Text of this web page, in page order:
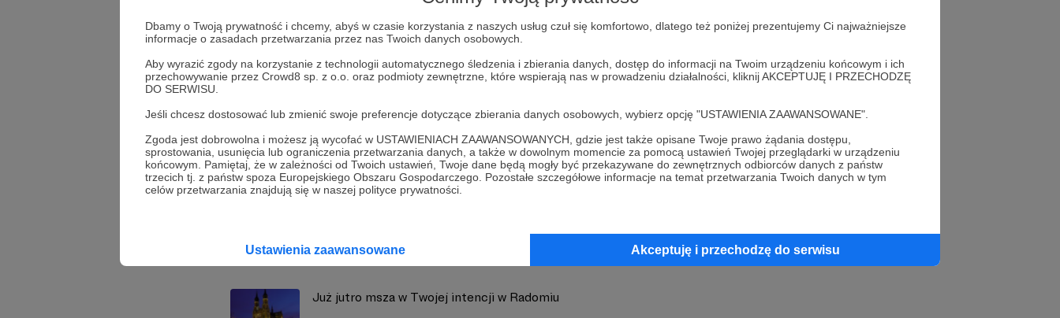
Dbamy o Twoją prywatność i chcemy, abyś w czasie korzystania z naszych usług czuł się komfortowo, dlatego też poniżej prezentujemy Ci najważniejsze
informacje o zasadach przetwarzania przez nas Twoich danych osobowych.
Aby wyrazić zgody na korzystanie z technologii automatycznego śledzenia i zbierania danych, dostęp do informacji na Twoim urządzeniu końcowym i ich
przechowywanie przez Crowd8 sp. z o.o. oraz podmioty zewnętrzne, które wspierają nas w prowadzeniu działalności, kliknij AKCEPTUJĘ I PRZECHODZĘ
DO SERWISU.
Jeśli chcesz dostosować lub zmienić swoje preferencje dotyczące zbierania danych osobowych, wybierz opcję "USTAWIENIA ZAAWANSOWANE".
Zgoda jest dobrowolna i możesz ją wycofać w USTAWIENIACH ZAAWANSOWANYCH, gdzie jest także opisane Twoje prawo żądania dostępu,
sprostowania, usunięcia lub ograniczenia przetwarzania danych, a także w dowolnym momencie za pomocą ustawień Twojej przeglądarki w urządzeniu
końcowym. Pamiętaj, że w zależności od Twoich ustawień, Twoje dane będą mogły być przekazywane do zewnętrznych odbiorców danych z państw
trzecich tj. z państw spoza Europejskiego Obszaru Gospodarczego. Pozostałe szczegółowe informacje na temat przetwarzania Twoich danych w tym
celów przetwarzania znajdują się w naszej polityce prywatności.
Ustawienia zaawansowane Akceptuję i przechodzę do serwisu
W nawiasach przykładowe nazwy, ale czekamy na kreatywne pomysły :)
Dzięki, że jesteście z nami
Aplikacja Drogowskaz Zobacz profil autora
Zobacz również
Już jutro msza w Twojej intencji w Radomiu